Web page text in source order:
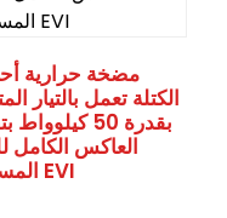
مضخة حرارية
الكتلة تعمل بالتيار
بقدرة 50
العاكس الكامل
المستمر EVI